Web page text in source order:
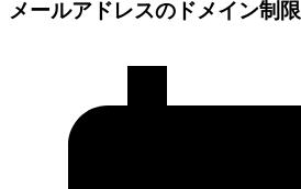
メールアドレスのドメイン制限